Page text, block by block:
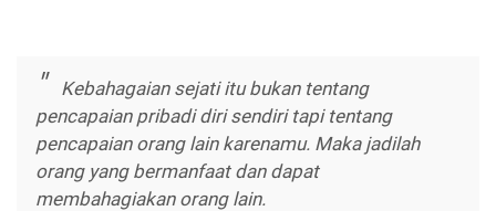
Kebahagaian sejati itu bukan tentang
pencapaian pribadi diri sendiri tapi tentang
pencapaian orang lain karenamu. Maka jadilah
orang yang bermanfaat dan dapat
membahagiakan orang lain.